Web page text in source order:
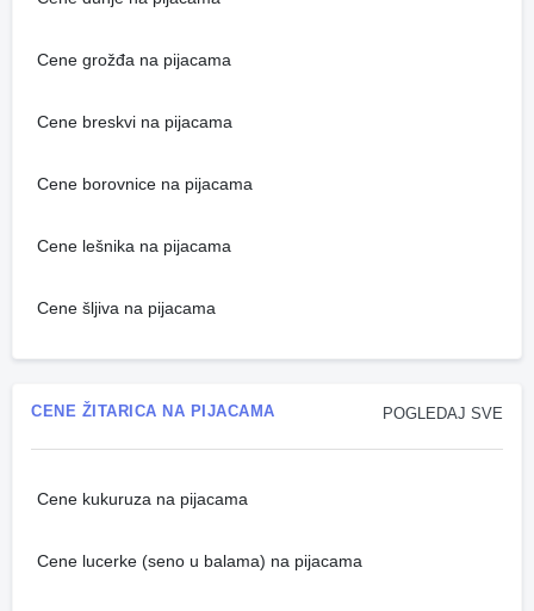
Cene grožđa na pijacama
Cene breskvi na pijacama
Cene borovnice na pijacama
Cene lešnika na pijacama
Cene šljiva na pijacama
POGLEDAJ SVE
CENE ŽITARICA NA PIJACAMA
Cene kukuruza na pijacama
Cene lucerke (seno u balama) na pijacama